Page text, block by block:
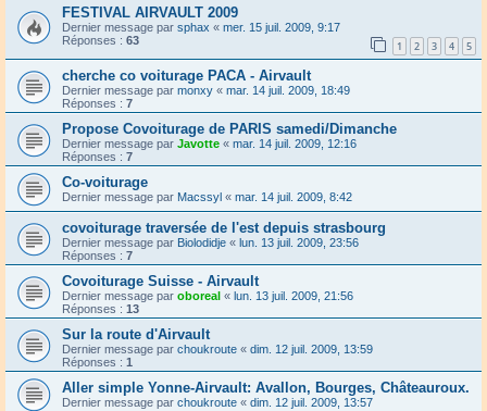
FESTIVAL AIRVAULT 2009
Dernier message par sphax « mer. 15 juil. 2009, 9:17
Réponses : 63 1 2 3 4 5
cherche co voiturage PACA - Airvault
Dernier message par monxy « mar. 14 juil. 2009, 18:49
Réponses : 7
Propose Covoiturage de PARIS samedi/Dimanche
Dernier message par Javotte « mar. 14 juil. 2009, 12:16
Réponses : 7
Co-voiturage
Dernier message par Macssyl « mar. 14 juil. 2009, 8:42
covoiturage traversée de l'est depuis strasbourg
Dernier message par Biolodidje « lun. 13 juil. 2009, 23:56
Réponses : 7
Covoiturage Suisse - Airvault
Dernier message par oboreal « lun. 13 juil. 2009, 21:56
Réponses : 13
Sur la route d'Airvault
Dernier message par choukroute « dim. 12 juil. 2009, 13:59
Réponses : 1
Aller simple Yonne-Airvault: Avallon, Bourges, Châteauroux.
Dernier message par choukroute « dim. 12 juil. 2009, 13:57